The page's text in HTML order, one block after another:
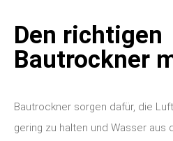
Den richtigen
Bautrockner
Bautrockner sorgen dafür, die
gering zu halten und Wasser aus